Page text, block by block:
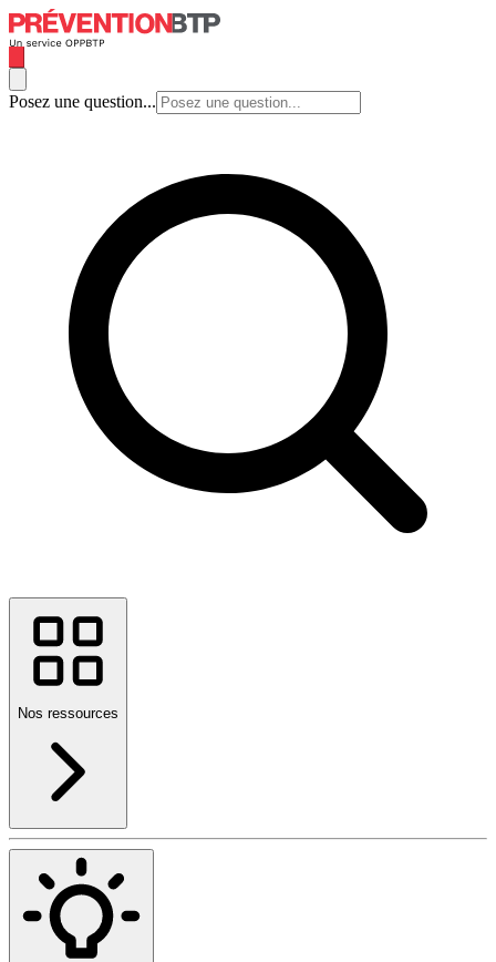
Posez une question...
Nos ressources